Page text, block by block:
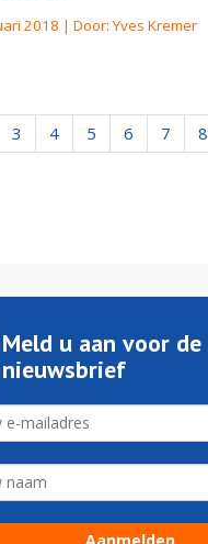
2018 | Door:Yves Kremer
3 4 5 6 7 8
Meld u aan voor de
nieuwsbrief